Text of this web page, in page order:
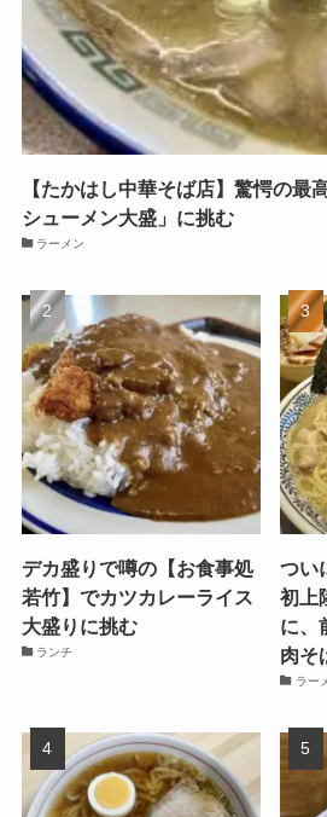
【たかはし中華そば店】驚愕の最
シューメン大盛」に挑む
ラーメン
デカ盛りで噂の【お食事処
若竹】でカツカレーライス
大盛りに挑む
ランチ
つい
初上
に、
肉そ
ラー